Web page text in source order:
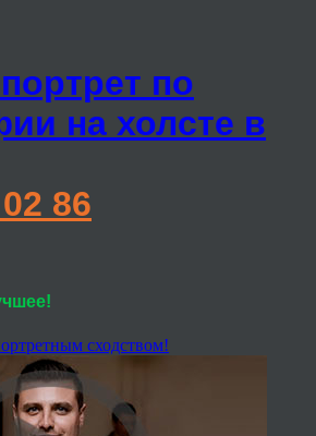
по
на холсте в
86
сходством!